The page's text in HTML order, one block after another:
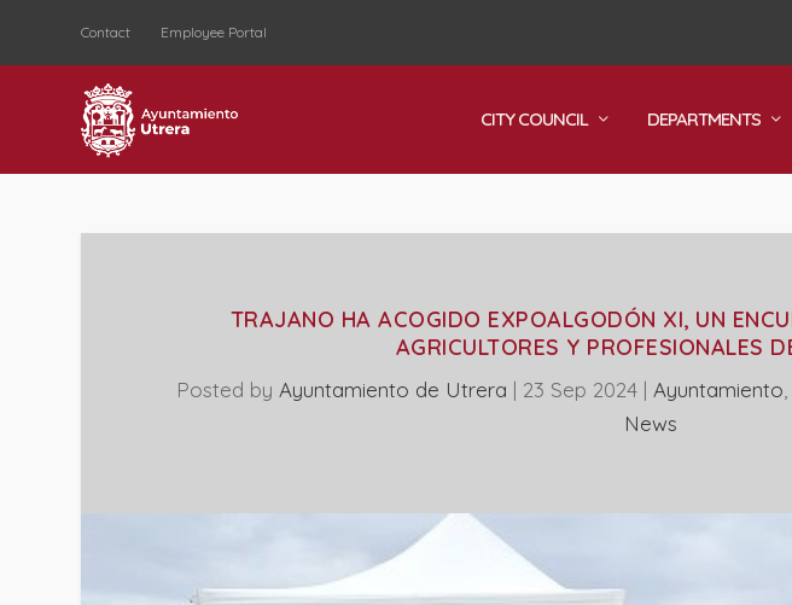
Contact Employee Portal
CITY COUNCIL DEPARTMENTS
TRAJANO HA ACOGIDO EXPOALGODÓN XI, UN
AGRICULTORES Y PROFESIONALES
Posted byAyuntamiento de Utrera | 23 Sep 2024 |Ayuntamiento,
News